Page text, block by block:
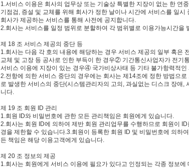
1.서비스 이용은 회사의 업무상 또는 기술상 특별한 지장이 없는 한 연
기점검, 증설 및 교체를 위해 회사가 정한 날이나 시간에 서비스를 일
회사가 제공하는 서비스를 통해 사전에 공지합니다.
2.회사는 서비스를 일정 범위로 분할하여 각 범위별로 이용가능시간
제 18 조 서비스 제공의 중단 등
1.회사는 다음 각 호의 내용에 해당하는 경우 서비스 제공의 일부 혹
교체 및 고장 등 공사로 인한 부득이 한 경우② 기간통신사업자가 전
서비스 이용에 지장이 있는 경우④ 국가비상사태 등 기타 불가항력적인
2.전항에 의한 서비스 중단의 경우에는 회사는 제14조에 정한 방법으
로 발생한 서비스의 중단(시스템관리자의 고의, 과실없는 디스크 장애
니다.
제 19 조 회원 ID 관리
1.회원 ID와 비밀번호에 관한 모든 관리책임은 회원에게 있습니다.
2.회사는 회원 ID에 의하여 제반 회원 관리업무를 수행하므로 회원이
경을 제한할 수 있습니다.3.회원이 등록한 회원 ID 및 비밀번호에 의하
든 책임은 해당 이용고객에게 있습니다.
제 20 조 정보의 제공
1.회사는 회원에게 서비스 이용에 필요가 있다고 인정되는 각종 정보